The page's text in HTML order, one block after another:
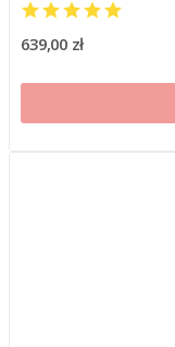
639,00 zł